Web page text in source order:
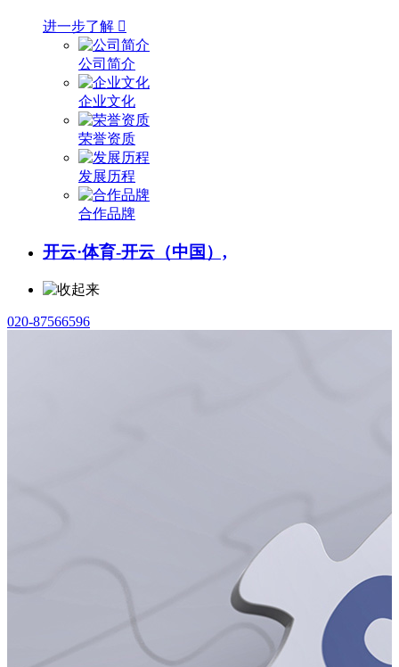
进一步了解 
公司简介
企业文化
荣誉资质
发展历程
合作品牌
开云·体育-开云（中国）,
020-87566596